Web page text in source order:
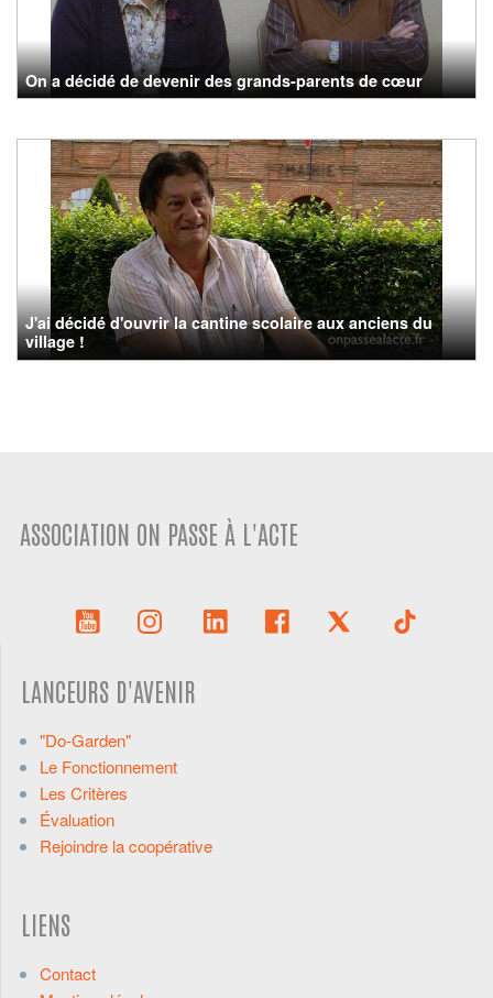
On a décidé de devenir des grands-parents de cœur
J'ai décidé d'ouvrir la cantine scolaire aux anciens du
village !
ASSOCIATION ON PASSE À L'ACTE
LANCEURS D'AVENIR
"Do-Garden"
Le Fonctionnement
Les Critères
Évaluation
Rejoindre la coopérative
LIENS
Contact